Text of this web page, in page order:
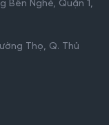
Bến Nghé, Quận 1,
Thọ, Q. Thủ